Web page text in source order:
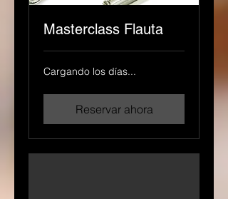
Masterclass Flauta
Cargando los días...
Reservar ahora